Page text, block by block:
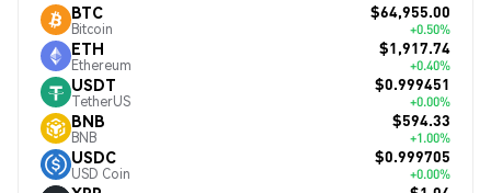
BTC
Bitcoin
$64,955.00
+0.50%
ETH
Ethereum
$1,917.74
+0.40%
USDT
TetherUS
$0.999451
+0.00%
BNB
BNB
$594.33
+1.00%
USDC
USD Coin
$0.999705
+0.00%